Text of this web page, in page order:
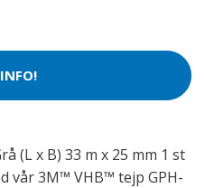
(L x B) 33 m x 25 mm 1 st
vår 3M™ VHB™ tejp GPH-